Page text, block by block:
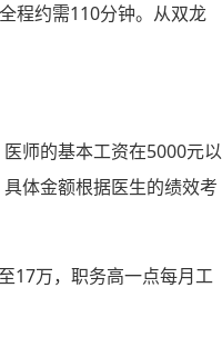
程约需110分钟。从双龙
师的基本工资在5000元以
体金额根据医生的绩效考
17万，职务高一点每月工